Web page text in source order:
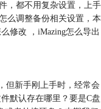
，都不用复杂设置，上手
么调整备份相关设置，本
修改 ，iMazing怎么导出
但新手刚上手时，经常会
默认存在哪里？要是C盘